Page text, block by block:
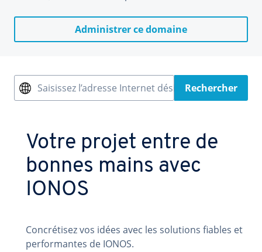
Administrer ce domaine
Saisissez l’adresse Internet désiréeRechercher
Votre projet entre de
bonnes mains avec
IONOS
Concrétisez vos idées avec les solutions fiables et
performantes de IONOS.